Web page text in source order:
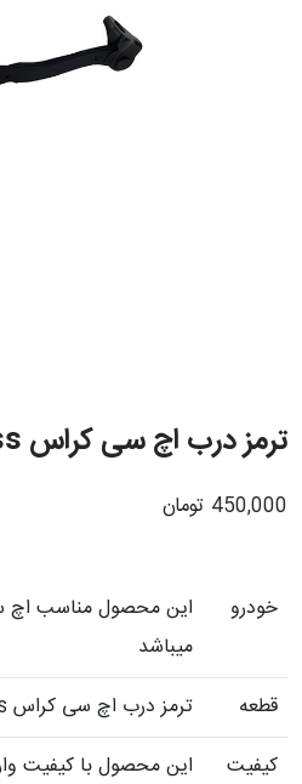
ترمز درب اچ سی کراس H30 Cross
450,000 تومان
خودرو
میباشد
قطعه
ترمز درب اچ سی کراس H30 Cross
کیفیت
این محصول با کیفیت